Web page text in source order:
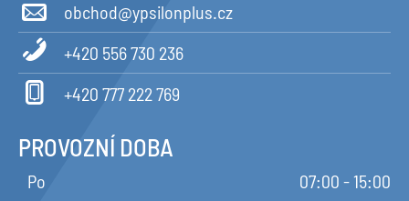
obchod@ypsilonplus.cz
+420 556 730 236
+420 777 222 769
PROVOZNÍ DOBA
Po
07:00 - 15:00